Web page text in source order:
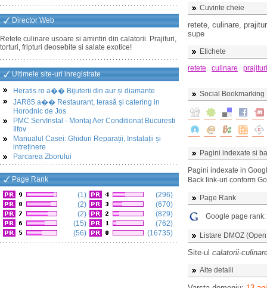
Director Web
Retete culinare usoare si amintiri din calatorii. Prajituri,
torturi, fripturi deosebite si salate exotice!
Ultimele site-uri inregistrate
Heratis.ro a�� Bijuterii din aur și diamante
JAR85 a�� Restaurant, terasă și catering in
Horodnic de Jos
PMC ServInstal - Montaj Aer Conditionat Bucuresti
Ilfov
Manualul Casei: Ghiduri Reparații, Instalații și
intreținere
Parcarea Zborului
Page Rank
(1)
(2)
(2)
(15)
(56)
(296)
(670)
(829)
(762)
(16735)
Cuvinte cheie
retete, culinare,
supe
Etichete
retete
culinare prajituri
Social Bookmarking
Pagini indexate si
Pagini indexate in
Back link-uri conform
Page Rank
Google page rank:
Listare DMOZ
Site-ul calatorii-
Alte detalii